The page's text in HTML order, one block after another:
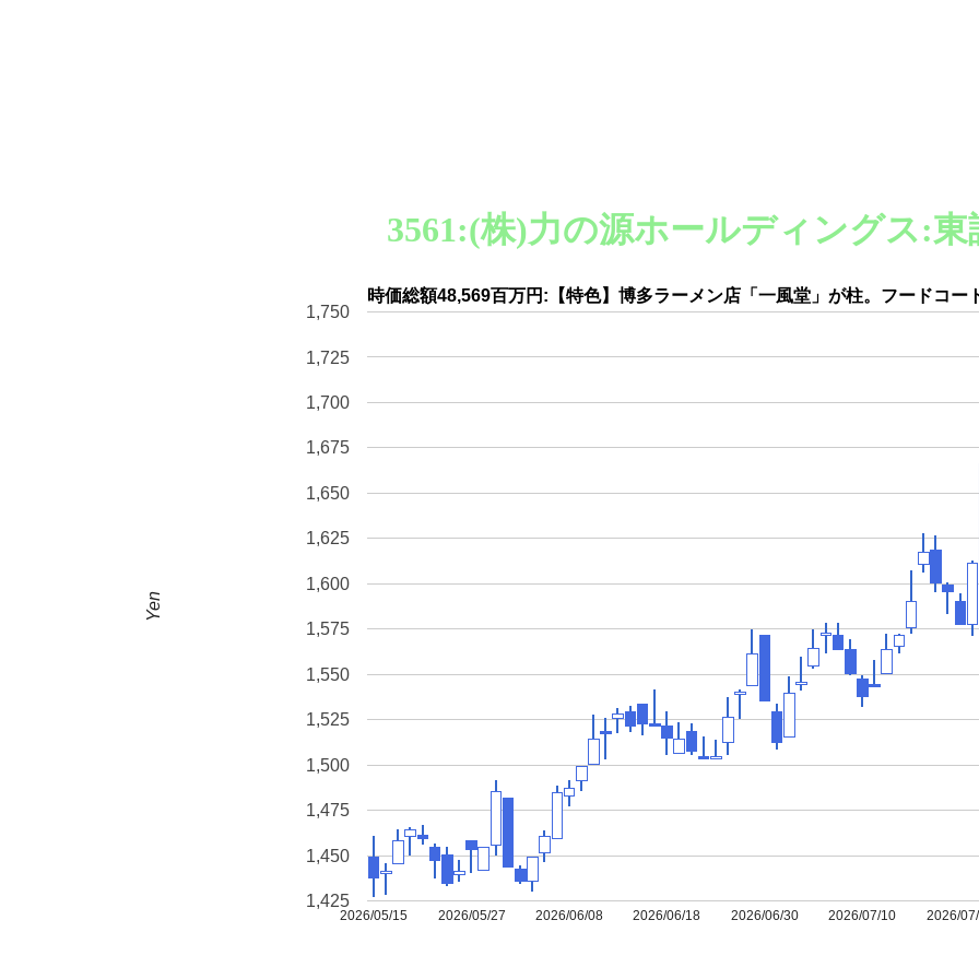
3561:(株)力の源ホールディングス:東
時価総額48,569百万円:【特色】博多ラーメン店「一風堂」が柱。フードコー
2026/05/15 2026/05/27 2026/06/08 2026/06/18 2026/06/30 2026/07/10 2026/
1,425
1,450
1,475
1,500
1,525
1,550
1,575
1,600
1,625
1,650
1,675
1,700
1,725
1,750
Yen